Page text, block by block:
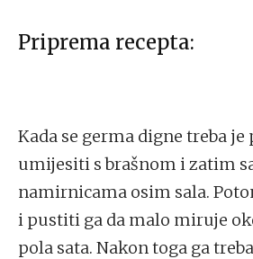
Priprema recepta:
Kada se germa digne treba
umijesiti s brašnom i zatim
namirnicama osim sala.
i pustiti ga da malo miruje
pola sata. Nakon toga ga